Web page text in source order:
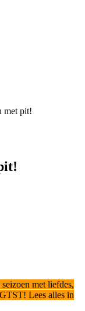
met pit!
met liefdes,
Lees alles in